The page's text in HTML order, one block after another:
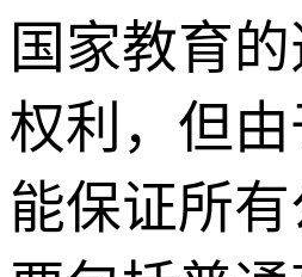
国家教育
权利，但
能保证所